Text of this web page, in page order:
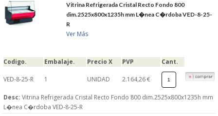
Vitrina Refrigerada Cristal Recto Fondo 800
dim.2525x800x1235h mm L�nea C�rdoba VED-8-25-
R
Ver Más
Codigo. Embalaje. Precio X PVP Cant.
VED-8-25-R 1 UNIDAD 2.164,26 €
Desc: Vitrina Refrigerada Cristal Recto Fondo 800 dim.2525x800x1235h mm
L�nea C�rdoba VED-8-25-R